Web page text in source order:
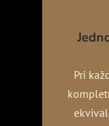
Pri